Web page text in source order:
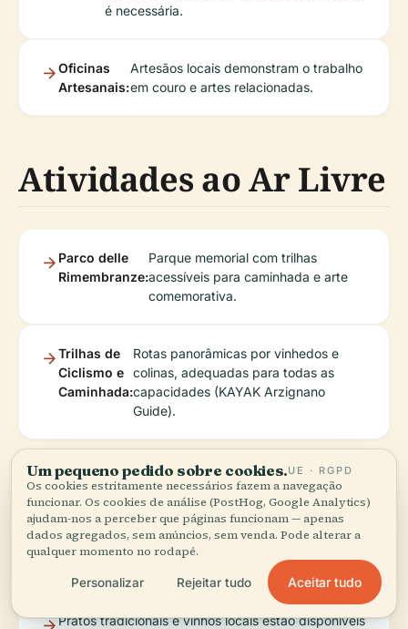
é necessária.
Oficinas
Artesanais:
Artesãos locais demonstram o trabalho
em couro e artes relacionadas.
Atividades ao Ar Livre
Parco delle
Rimembranze:
Parque memorial com trilhas
acessíveis para caminhada e arte
comemorativa.
Trilhas de
Ciclismo e
Caminhada:
Rotas panorâmicas por vinhedos e
colinas, adequadas para todas as
capacidades (KAYAK Arzignano
Guide).
Experiências
Culinárias
Pratos tradicionais e vinhos locais estão disponíveis
Um pequeno pedido sobre cookies.UE · RGPD
Os cookies estritamente necessários fazem a navegação
funcionar. Os cookies de análise (PostHog, Google Analytics)
ajudam-nos a perceber que páginas funcionam — apenas
dados agregados, sem anúncios, sem venda. Pode alterar a
qualquer momento no rodapé.
Personalizar Rejeitar tudo Aceitar tudo